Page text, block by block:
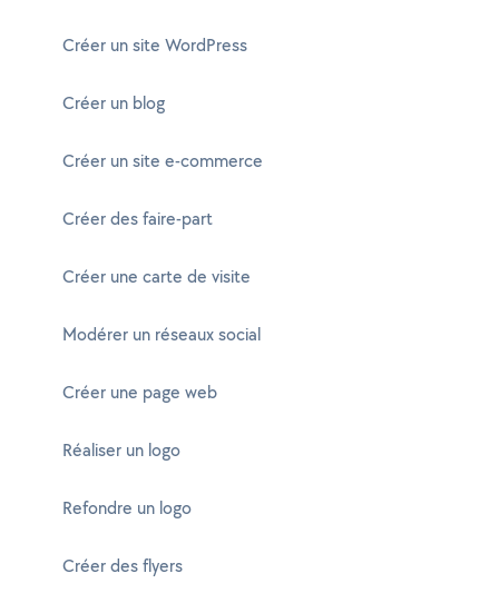
Créer un site WordPress
Créer un blog
Créer un site e-commerce
Créer des faire-part
Créer une carte de visite
Modérer un réseaux social
Créer une page web
Réaliser un logo
Refondre un logo
Créer des flyers